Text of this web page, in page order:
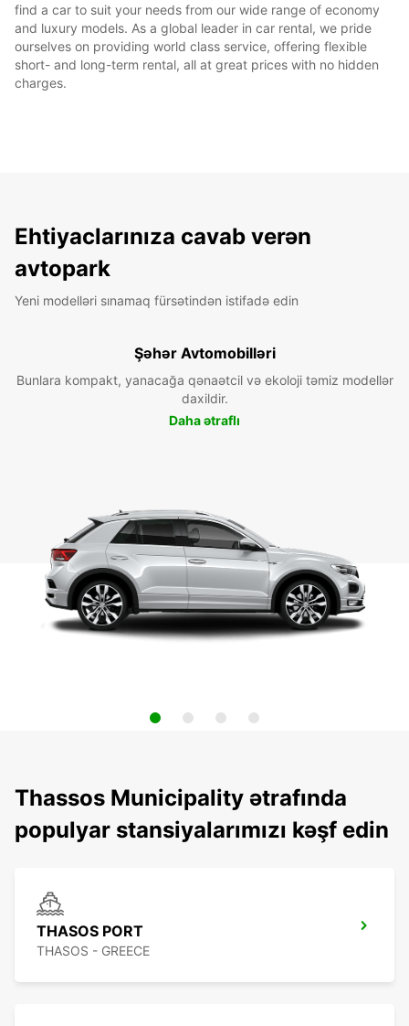
find a car to suit your needs from our wide range of economy
and luxury models. As a global leader in car rental, we pride
ourselves on providing world class service, offering flexible
short- and long-term rental, all at great prices with no hidden
charges.
Ehtiyaclarınıza cavab verən
avtopark
Yeni modelləri sınamaq fürsətindən istifadə edin
Şəhər Avtomobilləri
Bunlara kompakt, yanacağa qənaətcil və ekoloji təmiz modellər
daxildir.
Daha ətraflı
Thassos Municipality ətrafında
populyar stansiyalarımızı kəşf edin
THASOS PORT
THASOS - GREECE